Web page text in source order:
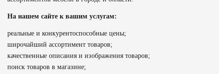
На нашем сайте к вашим услугам:
реальные и конкурентоспособные цены;
широчайший ассортимент товаров;
качественные описания и изображения товаров;
поиск товаров в магазине;